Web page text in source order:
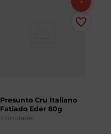
Presunto Cru Italiano
Fatiado Eder 80g
1 Unidade